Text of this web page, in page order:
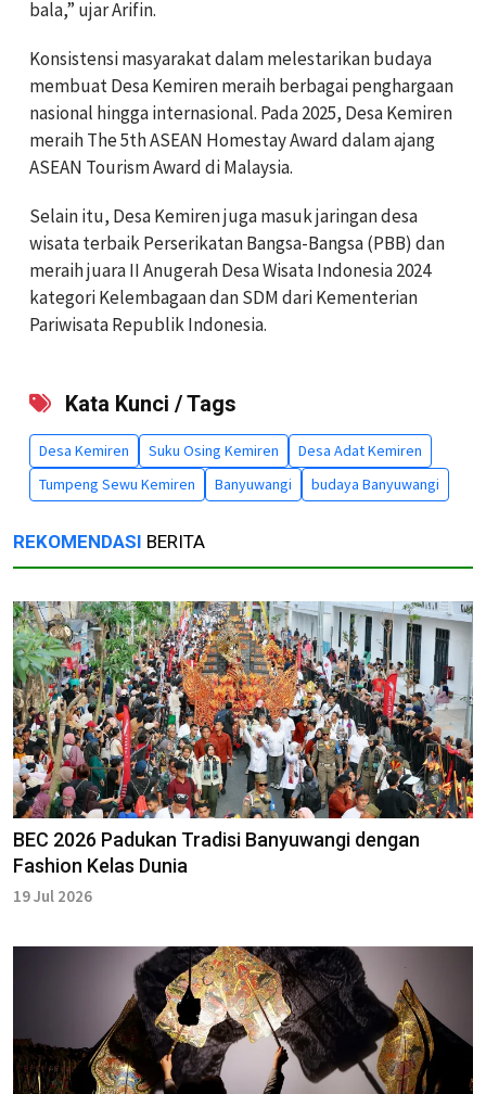
bala,” ujar Arifin.
Konsistensi masyarakat dalam melestarikan budaya
membuat Desa Kemiren meraih berbagai penghargaan
nasional hingga internasional. Pada 2025, Desa Kemiren
meraih The 5th ASEAN Homestay Award dalam ajang
ASEAN Tourism Award di Malaysia.
Selain itu, Desa Kemiren juga masuk jaringan desa
wisata terbaik Perserikatan Bangsa-Bangsa (PBB) dan
meraih juara II Anugerah Desa Wisata Indonesia 2024
kategori Kelembagaan dan SDM dari Kementerian
Pariwisata Republik Indonesia.
Kata Kunci / Tags
Desa Kemiren Suku Osing Kemiren
Desa Adat Kemiren
Tumpeng Sewu Kemiren
Banyuwangi budaya Banyuwangi
REKOMENDASI BERITA
BEC 2026 Padukan Tradisi Banyuwangi dengan
Fashion Kelas Dunia
19 Jul 2026